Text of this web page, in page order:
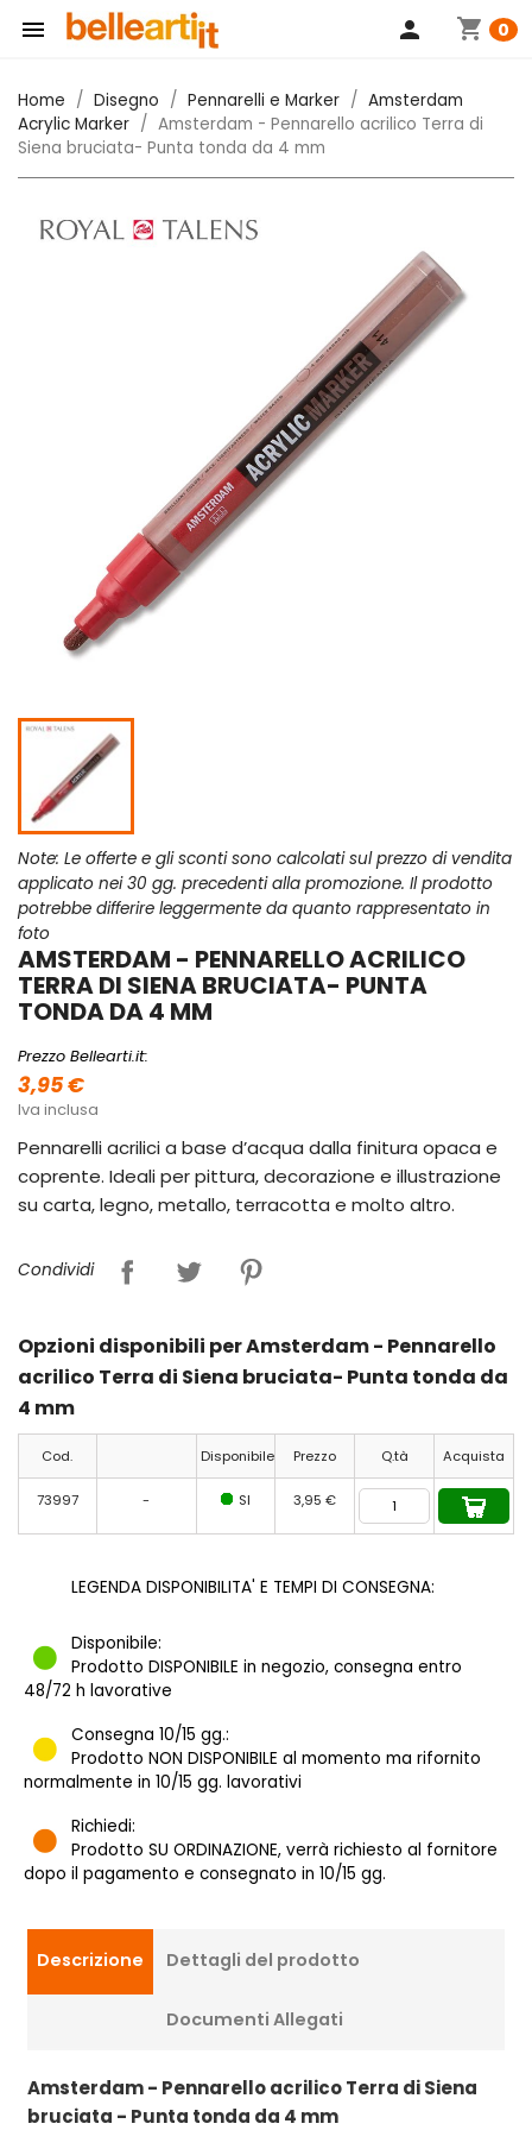
 shopping_cart 0
person
Home Disegno Pennarelli e Marker
Amsterdam
Acrylic Marker
Amsterdam - Pennarello acrilico Terra di
Siena bruciata- Punta tonda da 4 mm
Note: Le offerte e gli sconti sono calcolati sul prezzo di vendita
applicato nei 30 gg. precedenti alla promozione. Il prodotto
potrebbe differire leggermente da quanto rappresentato in
foto
AMSTERDAM - PENNARELLO ACRILICO
TERRA DI SIENA BRUCIATA- PUNTA
TONDA DA 4 MM
Prezzo Bellearti.it:
3,95 €
Iva inclusa
Pennarelli acrilici a base d’acqua dalla finitura opaca e
coprente. Ideali per pittura, decorazione e illustrazione
su carta, legno, metallo, terracotta e molto altro.
Condividi
Opzioni disponibili per Amsterdam - Pennarello
acrilico Terra di Siena bruciata- Punta tonda da
4 mm
Cod. Disponibile Prezzo Q.tà Acquista
73997 - SI 3,95 €
LEGENDA DISPONIBILITA' E TEMPI DI CONSEGNA:
Disponibile:
Prodotto DISPONIBILE in negozio, consegna entro
48/72 h lavorative
Consegna 10/15 gg.:
Prodotto NON DISPONIBILE al momento ma rifornito
normalmente in 10/15 gg. lavorativi
Richiedi:
Prodotto SU ORDINAZIONE, verrà richiesto al fornitore
dopo il pagamento e consegnato in 10/15 gg.
Descrizione Dettagli del prodotto
Documenti Allegati
Amsterdam - Pennarello acrilico Terra di Siena
bruciata - Punta tonda da 4 mm